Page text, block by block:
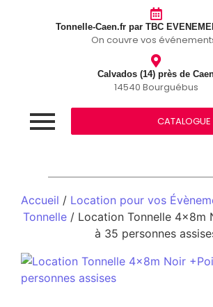
Tonnelle-Caen.fr par TBC
On couvre vos
Calvados (14) près de
14540 Bourguébus
CATALOGUE
Accueil / Location pour vos
Tonnelle/ Location Tonnelle 4x8m
à 35 personnes